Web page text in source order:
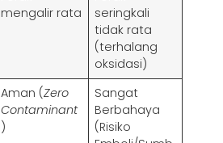
mengalir rata
seringkali
tidak rata
(terhalang
oksidasi)
Aman (Zero
Contaminant
)
Sangat
Berbahaya
(Risiko